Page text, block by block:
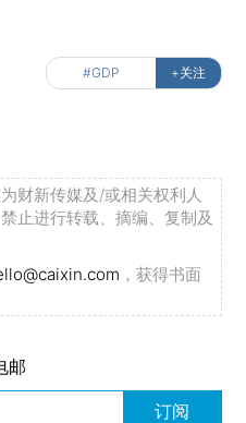
#GDP +关注
财新传媒及/或相关权利人
止进行转载、摘编、复制及
，获得书面
邮
订阅